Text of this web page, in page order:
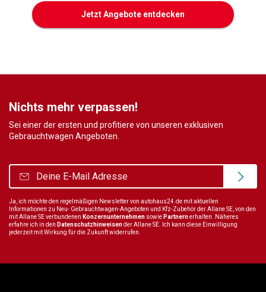
Jetzt Angebote entdecken
Nichts mehr verpassen!
Sei einer der ersten und profitiere von unseren exklusiven
Gebrauchtwagen Angeboten.
Ja, ich möchte den regelmäßigen Newsletter von autohaus24.de mit aktuellen
Informationen zu Neu- Gebrauchtwagen-Angeboten und Kfz-Zubehör der Allane SE, von den
mit Allane SE verbundenen Konzernunternehmen sowie Partnernerhalten. Näheres
erfahre ich in den Datenschutzhinweisender Allane SE. Ich kann diese Einwilligung
jederzeit mit Wirkung für die Zukunft widerrufen.